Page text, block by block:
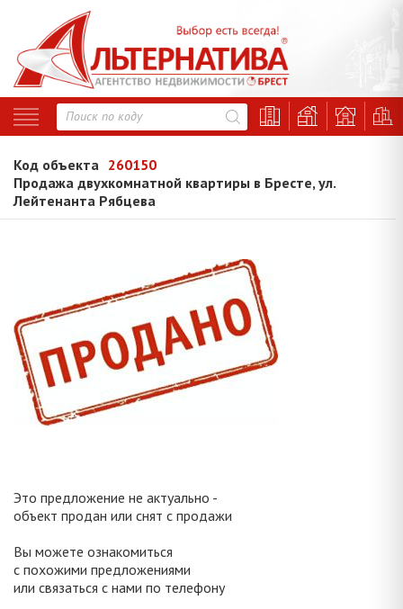
Код объекта 260150
Продажа двухкомнатной квартиры в Бресте, ул.
Лейтенанта Рябцева
Это предложение не актуально -
объект продан или снят с продажи
Вы можете ознакомиться
с похожими предложениями
или связаться с нами по телефону